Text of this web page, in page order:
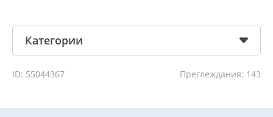
Категории
ID: 55044367 Преглеждания: 143